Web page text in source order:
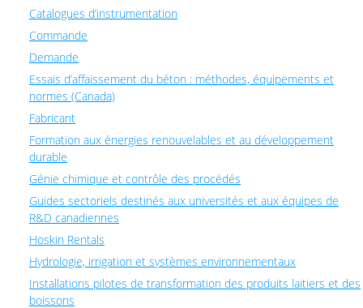
Catalogues d’instrumentation
Commande
Demande
Essais d’affaissement du béton : méthodes, équipements et
normes (Canada)
Fabricant
Formation aux énergies renouvelables et au développement
durable
Génie chimique et contrôle des procédés
Guides sectoriels destinés aux universités et aux équipes de
R&D canadiennes
Hoskin Rentals
Hydrologie, irrigation et systèmes environnementaux
Installations pilotes de transformation des produits laitiers et des
boissons